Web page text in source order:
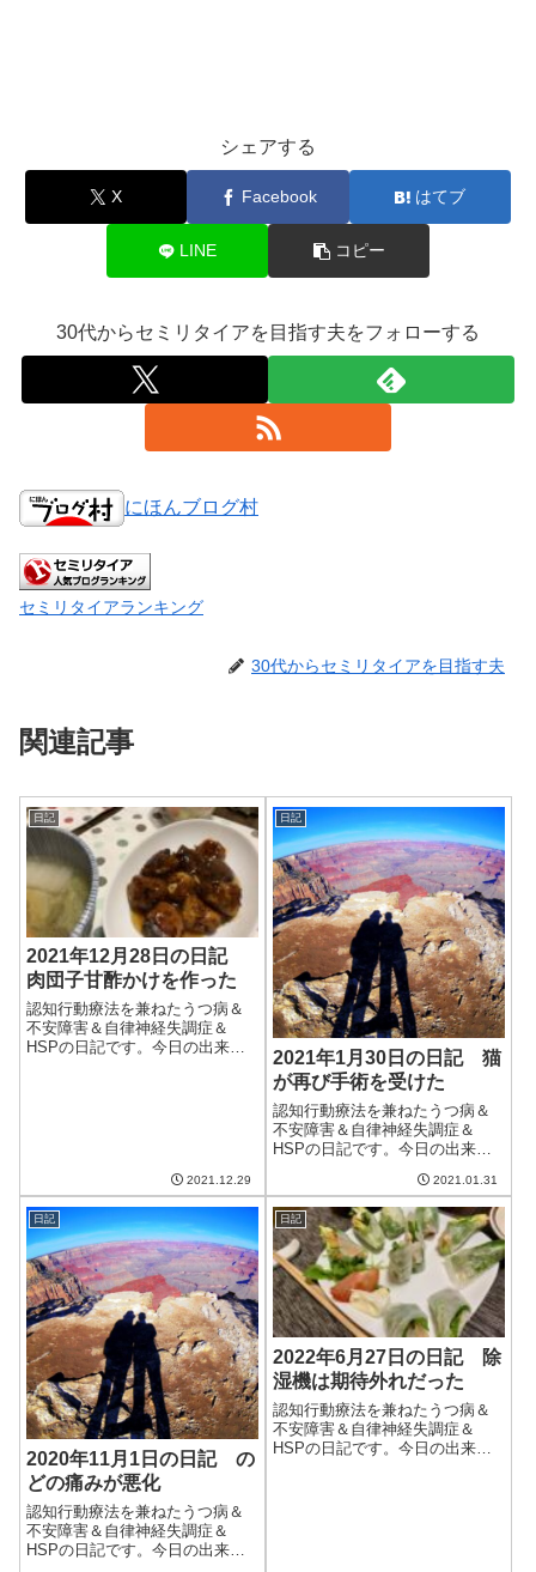
シェアする
X Facebook はてブ
LINE コピー
30代からセミリタイアを目指す夫をフォローする
にほんブログ村
セミリタイアランキング
30代からセミリタイアを目指す夫
関連記事
日記
2021年12月28日の日記
肉団子甘酢かけを作った
認知行動療法を兼ねたうつ病＆
不安障害＆自律神経失調症＆
HSPの日記です。今日の出来事
2021.12.29
日記
2021年1月30日の日記 猫
が再び手術を受けた
認知行動療法を兼ねたうつ病＆
不安障害＆自律神経失調症＆
HSPの日記です。今日の出来事
気。外に干した洗濯物がいい感
じで乾いた。明日は3月上旬並み
の暖かさらしい。また2月は寒い
だろうけど、少しずつ春に向か
っているのかな...
2021.01.31
日記
2020年11月1日の日記 の
どの痛みが悪化
認知行動療法を兼ねたうつ病＆
不安障害＆自律神経失調症＆
HSPの日記です。今日の出来事
日記
2022年6月27日の日記 除
湿機は期待外れだった
認知行動療法を兼ねたうつ病＆
不安障害＆自律神経失調症＆
HSPの日記です。今日の出来事